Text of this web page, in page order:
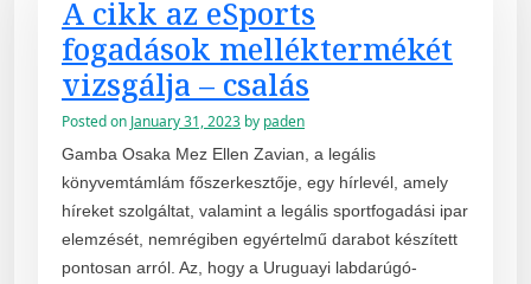
A cikk az eSports
fogadások melléktermékét
vizsgálja – csalás
Posted on January 31, 2023 by paden
Gamba Osaka Mez Ellen Zavian, a legális
könyvemtámlám főszerkesztője, egy hírlevél, amely
híreket szolgáltat, valamint a legális sportfogadási ipar
elemzését, nemrégiben egyértelmű darabot készített
pontosan arról. Az, hogy a Uruguayi labdarúgó-